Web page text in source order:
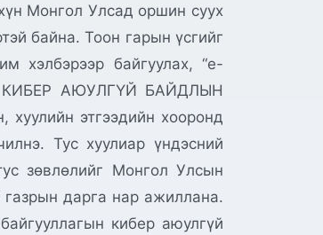
Монгол Улсад оршин суух
байна. Тоон гарын үсгийг
хэлбэрээр байгуулах, “e-
КИБЕР АЮУЛГҮЙ БАЙДЛЫН
хуулийн этгээдийн хооронд
Тус хуулиар үндэсний
зөвлөлийг Монгол Улсын
дарга нар ажиллана.
кибер аюулгүй